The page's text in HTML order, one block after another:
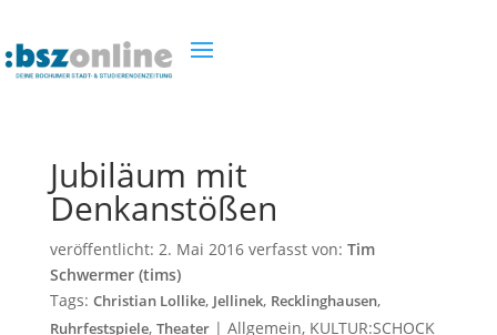
Jubiläum mit
Denkanstößen
veröffentlicht: 2. Mai 2016verfasst von: Tim
Schwermer (tims)
Tags: Christian Lollike, Jellinek, Recklinghausen,
Ruhrfestspiele, Theater| Allgemein, KULTUR:SCHOCK